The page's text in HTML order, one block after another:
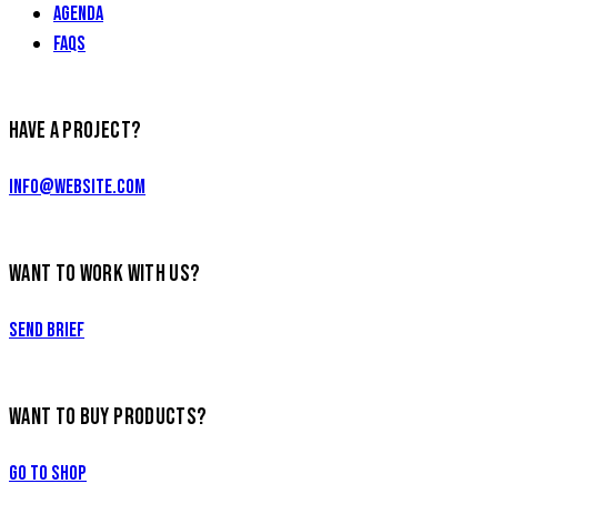
AGENDA
FAQs
HAVE A PROJECT?
info@website.com
WANT TO WORK WITH US?
Send Brief
WANT TO BUY PRODUCTS?
Go to Shop